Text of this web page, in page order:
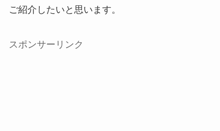
ご紹介したいと思います。
スポンサーリンク